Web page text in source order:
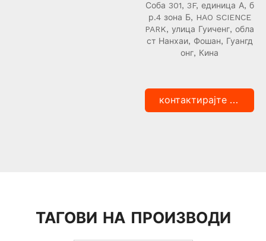
Соба 301, 3F, единица А, б
р.4 зона Б, HAO SCIENCE
PARK, улица Гуиченг, обла
ст Нанхаи, Фошан, Гуангд
онг, Кина
контактирајте со нас
ТАГОВИ НА ПРОИЗВОДИ